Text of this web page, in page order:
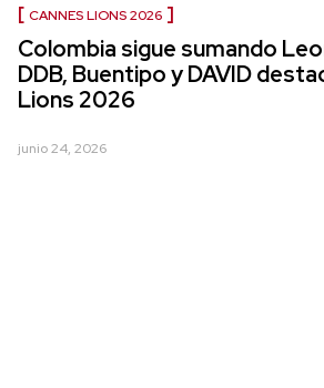
CANNES LIONS 2026
Colombia sigue sumando
DDB, Buentipo y DAVID
Lions 2026
junio 24, 2026